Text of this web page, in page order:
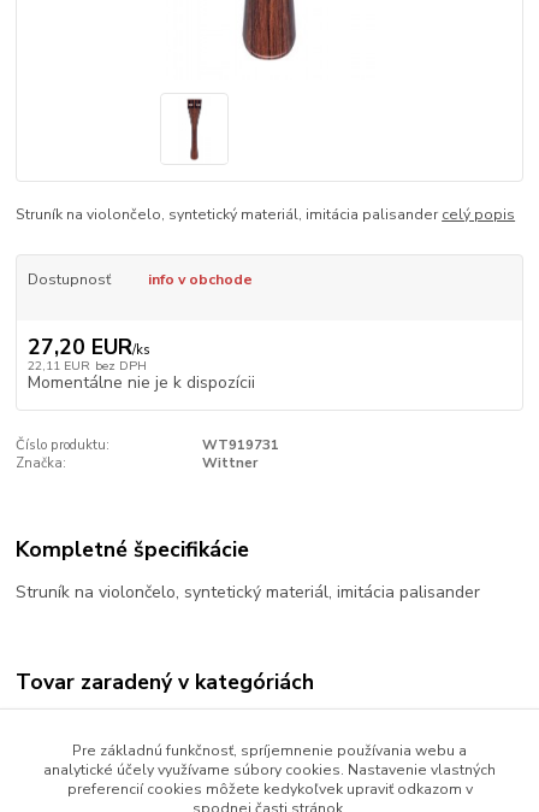
Struník na violončelo, syntetický materiál, imitácia palisandercelý popis
Dostupnosť info v obchode
27,20 EUR/ks
22,11 EUR bez DPH
Momentálne nie je k dispozícii
Číslo produktu:
WT919731
Značka:
Wittner
Kompletné špecifikácie
Struník na violončelo, syntetický materiál, imitácia palisander
Tovar zaradený v kategóriách
Príslušenstvo
Garnitúry
Pre základnú funkčnosť, spríjemnenie používania webu a
analytické účely využívame súbory cookies. Nastavenie vlastných
preferencií cookies môžete kedykoľvek upraviť odkazom v